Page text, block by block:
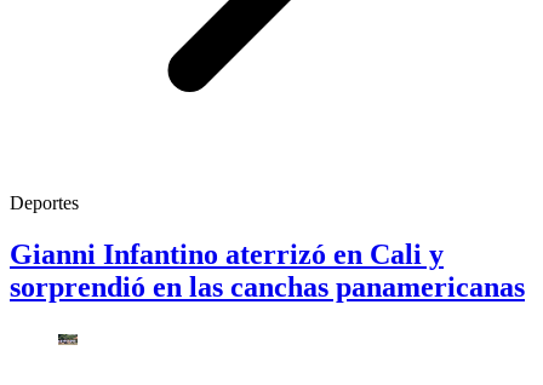
Deportes
Gianni Infantino aterrizó en Cali y
sorprendió en las canchas panamericanas